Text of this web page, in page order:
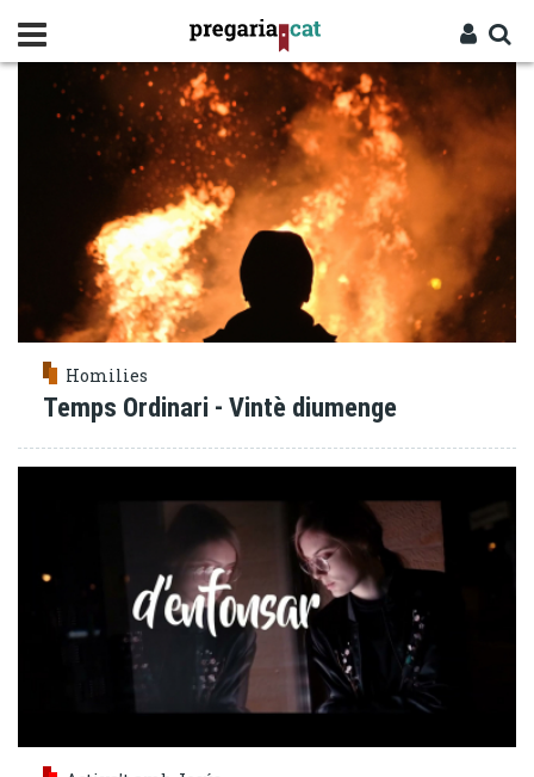
contingut
Entra
PROFETA
Homilies
Temps Ordinari - Vintè diumenge